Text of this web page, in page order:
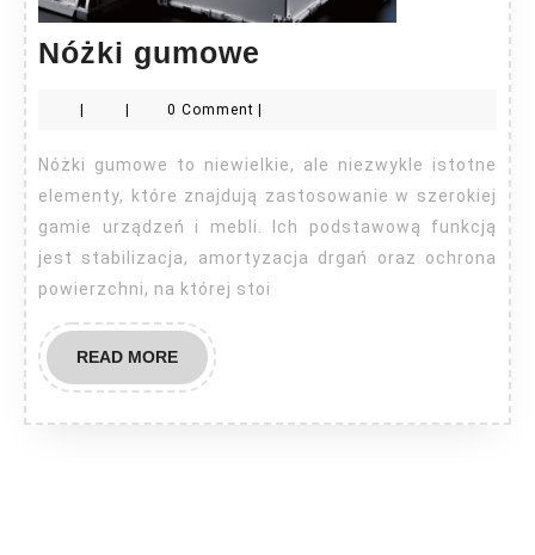
Nóżki gumowe
0 Comment
Nóżki gumowe to niewielkie, ale niezwykle istotne
elementy, które znajdują zastosowanie w szerokiej
gamie urządzeń i mebli. Ich podstawową funkcją
jest stabilizacja, amortyzacja drgań oraz ochrona
powierzchni, na której stoi
READ MOREREAD
MORE